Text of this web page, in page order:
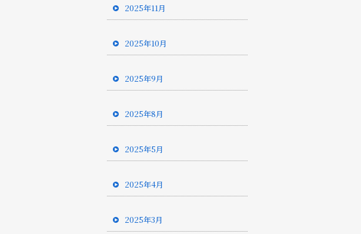
2025年11月
2025年10月
2025年9月
2025年8月
2025年5月
2025年4月
2025年3月